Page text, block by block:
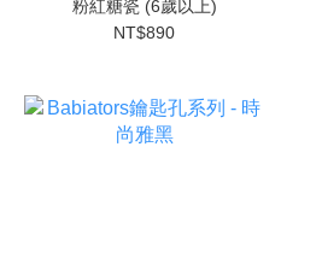
粉紅糖瓷 (6歲以上)
NT$890